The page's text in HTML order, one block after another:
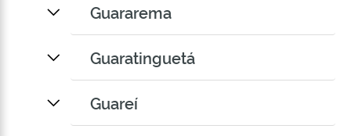
Guararema
Guaratinguetá
Guareí